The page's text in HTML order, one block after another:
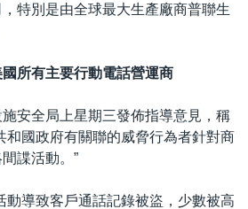
特別是由全球最大生產廠商普聯生
所有主要行動電話營運商
安全局上星期三發佈指導意見，稱
和國政府有關聯的威脅行為者針對商
諜活動。”
動導致客戶通話記錄被盜，少數被高